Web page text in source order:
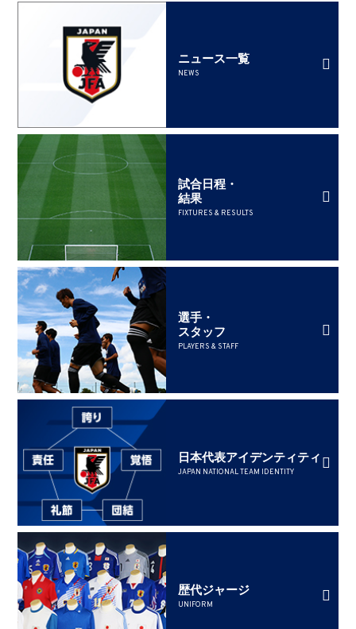
ニュース一覧
NEWS
試合日程・
結果
FIXTURES & RESULTS
選手・
スタッフ
PLAYERS & STAFF
日本代表アイデンティティ
JAPAN NATIONAL TEAM IDENTITY
歴代ジャージ
UNIFORM